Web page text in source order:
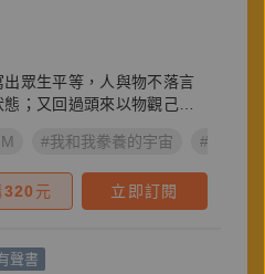
眾生平等，人與物不落言
；又回過頭來以物觀己…
#我和我豢養的宇宙 #鍾怡雯
320 元 立即訂閱
聲書